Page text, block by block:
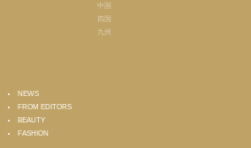
中国
四国
九州
NEWS
FROM EDITORS
BEAUTY
FASHION